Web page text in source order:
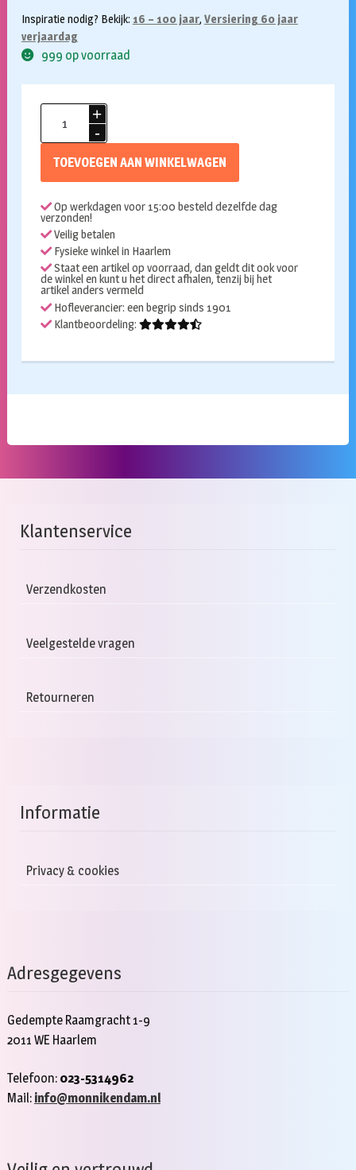
Inspiratie nodig? Bekijk: 16 – 100 jaar, Versiering 60 jaar
verjaardag
999 op voorraad
party
jaar
aantal
TOEVOEGEN AAN WINKELWAGEN
Op werkdagen voor 15:00 besteld dezelfde dag
verzonden!
Veilig betalen
Fysieke winkel in Haarlem
Staat een artikel op voorraad, dan geldt dit ook voor
de winkel en kunt u het direct afhalen, tenzij bij het
artikel anders vermeld
Hofleverancier: een begrip sinds 1901
Klantbeoordeling:
Klantenservice
Verzendkosten
Veelgestelde vragen
Retourneren
Informatie
Privacy & cookies
Adresgegevens
Gedempte Raamgracht 1-9
2011 WE Haarlem
Telefoon: 023-5314962
Mail: info@monnikendam.nl